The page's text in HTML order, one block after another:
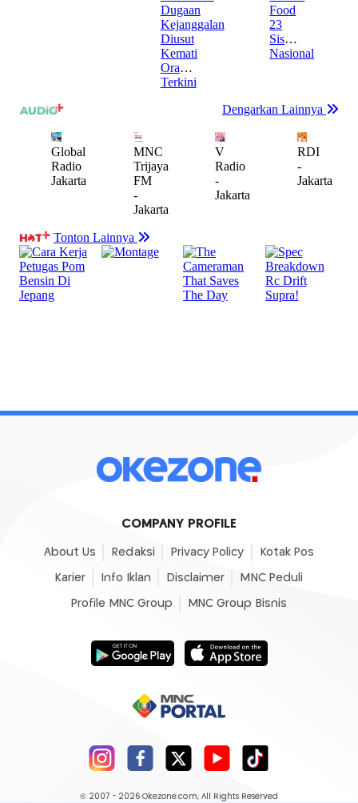
COMPANY PROFILE
About Us Redaksi Privacy Policy Kotak Pos
Karier Info Iklan Disclaimer MNC Peduli
Profile MNC Group MNC Group Bisnis
© 2007 - 2026 Okezone.com, All Rights Reserved